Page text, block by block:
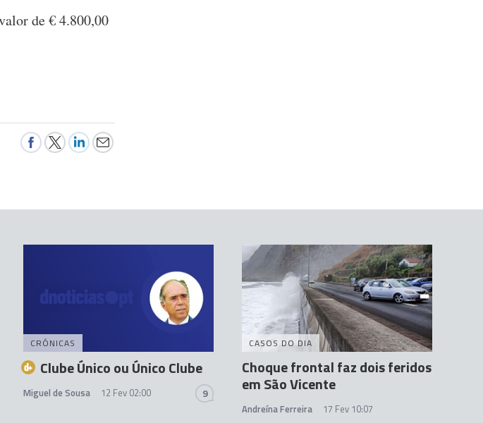
de € 4.800,00
CRÓNICAS
Clube Único ou Único Clube
Miguel de Sousa 12 Fev 02:00 9
CASOS DO DIA
Choque frontal faz dois feridos
em São Vicente
Andreína Ferreira 17 Fev 10:07